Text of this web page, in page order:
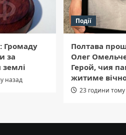
Громаду
за
землі
назад
Події
Полтава
Олег
Герой, чия
житиме
23 години